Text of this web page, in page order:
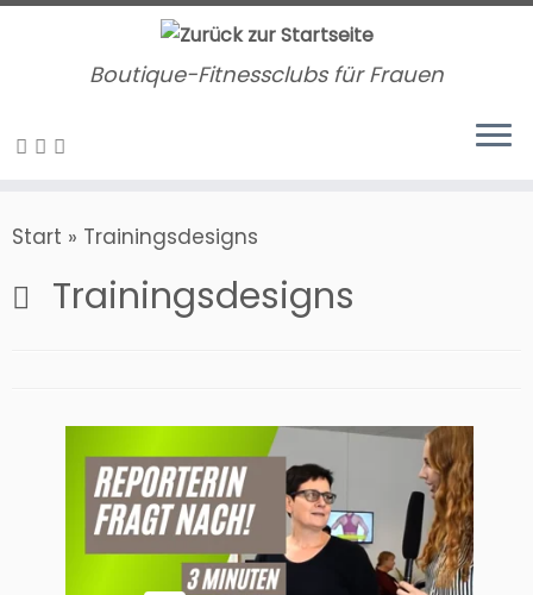
Zum
Boutique-Fitnessclubs für Frauen
Start » Trainingsdesigns
Trainingsdesigns